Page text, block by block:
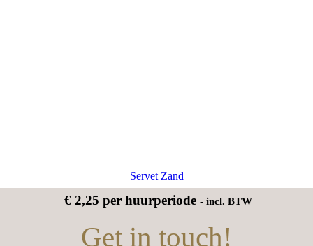
Servet Zand
€ 2,25 per huurperiode - incl. BTW
Get in touch!